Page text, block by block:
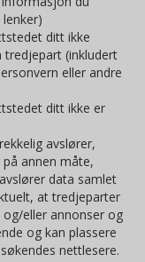
ditt ikke
tredjepart (inkludert
eller andre
ditt ikke er
avslører,
annen måte,
data samlet
at tredjeparter
eller annonser og
og kan plassere
nettlesere.